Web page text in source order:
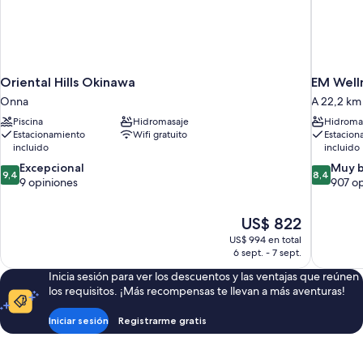
Oriental Hills Okinawa
Onna
Piscina
Hidromasaje
Estacionamiento
incluido
Wifi gratuito
9.4
de
9,4 Excepcional
9 opiniones
El
precio
actual
de
US$ 822
US$ 822
US$ 994 en total
6 sept. - 7 sept.
EM
A 22,2
incluido
8.4
de
8,4 Muy
907
Inicia sesión para ver los descuentos y las ventajas que reúnen
los requisitos. ¡Más recompensas te llevan a más aventuras!
Iniciar sesión Registrarme gratis